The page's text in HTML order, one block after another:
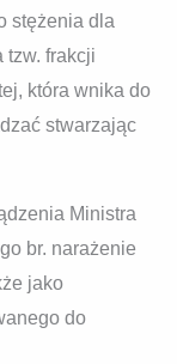
stężenia dla
tzw. frakcji
która wnika do
stwarzając
Ministra
br. narażenie
jako
do